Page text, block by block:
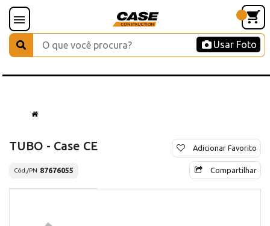
Usar Foto
TUBO - Case CE
Cód./PN 87676055
Adicionar Favorito
Compartilhar